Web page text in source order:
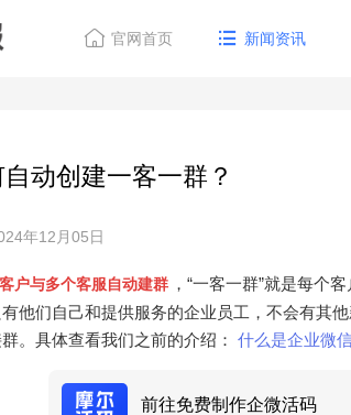
官网首页 新闻资讯
动创建一客一群？
年12月05日
户与多个客服自动建群 ，“一客一群”就是每个
他们自己和提供服务的企业员工，不会有其
。具体查看我们之前的介绍： 什么是企业微
前往免费制作企微活码